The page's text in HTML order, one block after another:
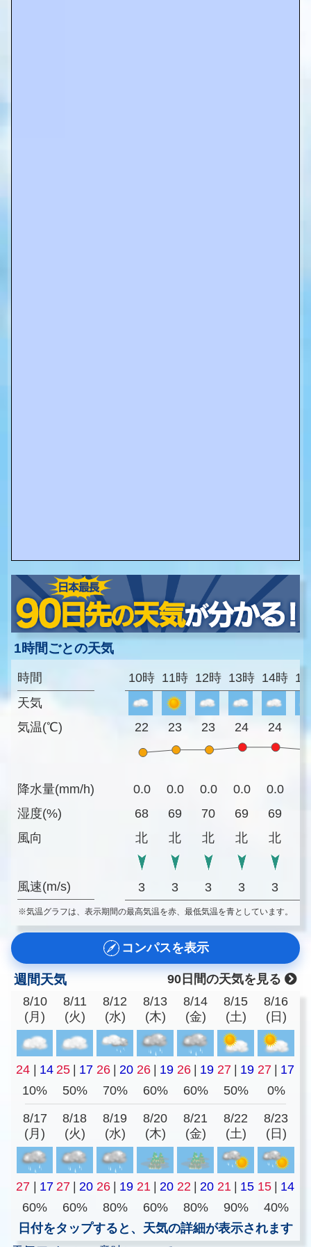
1時間ごとの天気
時間
天気
気温(℃)
降水量(mm/h)
湿度(%)
風向
風速(m/s)
10時 11時 12時 13時 14時
22 23 23 24 24
0.0 0.0 0.0 0.0 0.0
68
69 70 69 69
北
北 北 北 北
3 3 3 3 3
※気温グラフは、表示期間の最高気温を赤、最低気温を青としています。
コンパスを表示
週間天気
90日間の天気を見る
8/10
(月)
8/11
(火)
8/12
(水)
8/13
(木)
8/14
(金)
8/15
(土)
8/16
(日)
24 | 14 25 | 17 26 | 20 26 | 19 26 | 19 27 | 19 27 | 17
10%
50% 70% 60% 60% 50% 0%
8/17
(月)
8/18
(火)
8/19
(水)
8/20
(木)
8/21
(金)
8/22
(土)
8/23
(日)
27 | 17 27 | 20 26 | 19 21 | 20 22 | 20 21 | 15 15 | 14
60%
60% 80% 60% 80% 90%
40%
日付をタップすると、天気の詳細が表示されます